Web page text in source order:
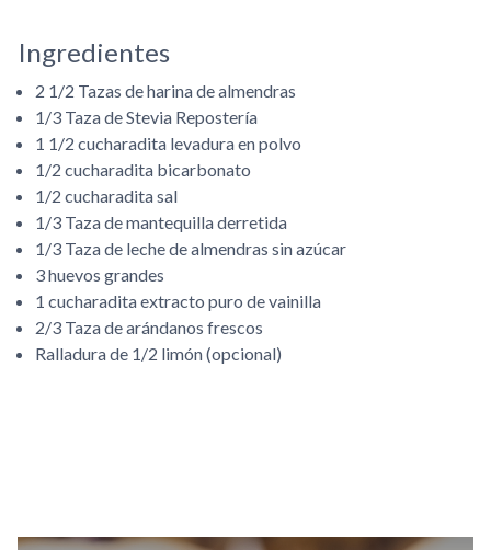
Ingredientes
2 1/2 Tazas de harina de almendras
1/3 Taza de Stevia Repostería
1 1/2 cucharadita levadura en polvo
1/2 cucharadita bicarbonato
1/2 cucharadita sal
1/3 Taza de mantequilla derretida
1/3 Taza de leche de almendras sin azúcar
3 huevos grandes
1 cucharadita extracto puro de vainilla
2/3 Taza de arándanos frescos
Ralladura de 1/2 limón (opcional)